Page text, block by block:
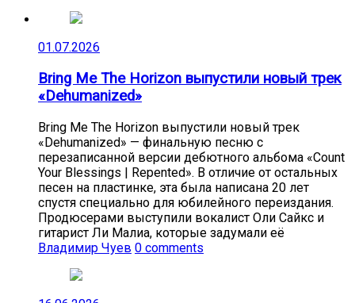
01.07.2026
Bring Me The Horizon выпустили новый трек
«Dehumanized»
Bring Me The Horizon выпустили новый трек
«Dehumanized» — финальную песню с
перезаписанной версии дебютного альбома «Count
Your Blessings | Repented». В отличие от остальных
песен на пластинке, эта была написана 20 лет
спустя специально для юбилейного переиздания.
Продюсерами выступили вокалист Оли Сайкс и
гитарист Ли Малиа, которые задумали её
Владимир Чуев 0 comments